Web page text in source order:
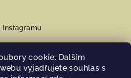
cookie. Dalším
vyjadřujete souhlas s
Instagramu